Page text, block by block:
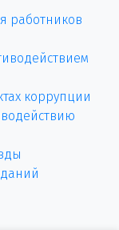
работников
коррупции